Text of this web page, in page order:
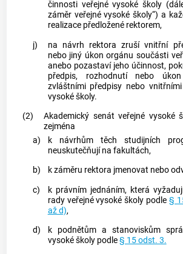
činnosti veřejné vysoké školy
záměr veřejné vysoké školy“) a
realizace předložené rektorem,
j)
na návrh rektora zruší vnitřní
nebo jiný úkon orgánu součásti
anebo pozastaví jeho účinnost,
předpis, rozhodnutí nebo
zvláštními předpisy nebo
vysoké školy.
(2)
Akademický senát veřejné vysoké
zejména
a)
k návrhům těch studijních
neuskutečňují na fakultách,
b)
k záměru rektora jmenovat nebo
c)
k právním jednáním, která
rady veřejné vysoké školy podle§
až d),
d)
k podnětům a stanoviskům
vysoké školy podle§ 15 odst. 3.